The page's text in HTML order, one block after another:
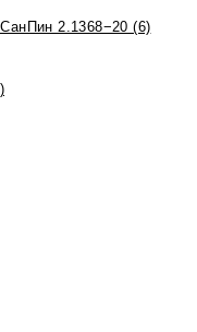
2.1368−20 (6)